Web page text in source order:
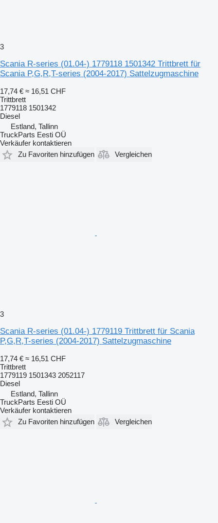
3
Scania R-series (01.04-) 1779118 1501342 Trittbrett für
Scania P,G,R,T-series (2004-2017) Sattelzugmaschine
17,74 € ≈ 16,51 CHF
Trittbrett
1779118 1501342
Diesel
Estland, Tallinn
TruckParts Eesti OÜ
Verkäufer kontaktieren
Zu Favoriten hinzufügen
Vergleichen
3
Scania R-series (01.04-) 1779119 Trittbrett für Scania
P,G,R,T-series (2004-2017) Sattelzugmaschine
17,74 € ≈ 16,51 CHF
Trittbrett
1779119 1501343 2052117
Diesel
Estland, Tallinn
TruckParts Eesti OÜ
Verkäufer kontaktieren
Zu Favoriten hinzufügen
Vergleichen